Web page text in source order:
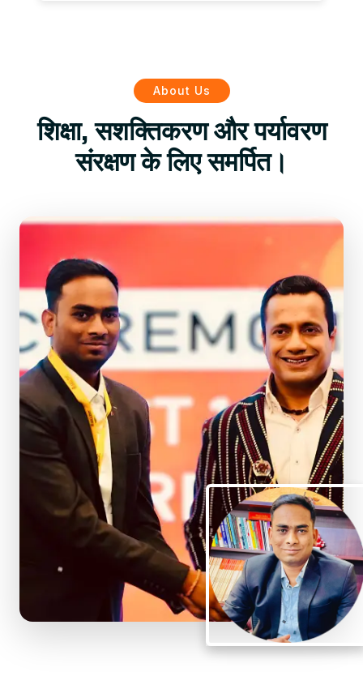
About Us
शिक्षा, सशक्तिकरण और पर्यावरण
संरक्षण के लिए समर्पित।